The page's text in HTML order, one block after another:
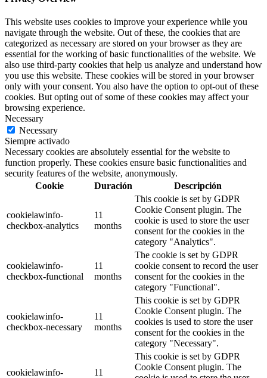
This website uses cookies to improve your experience while you
navigate through the website. Out of these, the cookies that are
categorized as necessary are stored on your browser as they are
essential for the working of basic functionalities of the website. We
also use third-party cookies that help us analyze and understand how
you use this website. These cookies will be stored in your browser
only with your consent. You also have the option to opt-out of these
cookies. But opting out of some of these cookies may affect your
browsing experience.
Necessary
Necessary
Siempre activado
Necessary cookies are absolutely essential for the website to
function properly. These cookies ensure basic functionalities and
security features of the website, anonymously.
Cookie
Duración Descripción
cookielawinfo-
checkbox-analytics
11
months
This cookie is set by GDPR
Cookie Consent plugin. The
cookie is used to store the user
consent for the cookies in the
category "Analytics".
cookielawinfo-
checkbox-functional
11
months
The cookie is set by GDPR
cookie consent to record the user
consent for the cookies in the
category "Functional".
cookielawinfo-
checkbox-necessary
11
months
This cookie is set by GDPR
Cookie Consent plugin. The
cookies is used to store the user
consent for the cookies in the
category "Necessary".
cookielawinfo-
11
This cookie is set by GDPR
Cookie Consent plugin. The